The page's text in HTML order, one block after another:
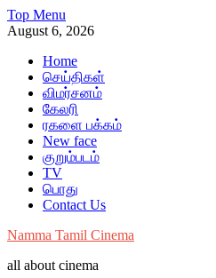
Skip
to
Top Menu
August 6, 2026
Home
செய்திகள்
விமர்சனம்
கேலரி
ரகளை பக்கம்
New face
குறும்படம்
TV
பொது
Contact Us
Namma Tamil Cinema
all about cinema